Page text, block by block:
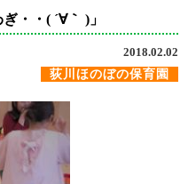
・・( ´∀｀ )」
2018.02.02
荻川ほのぼの保育園